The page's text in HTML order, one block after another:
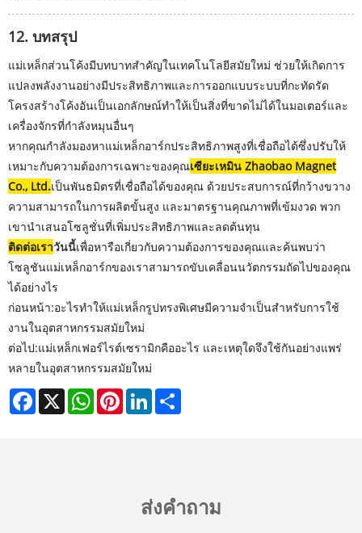
12. บทสรุป
แม่เหล็กส่วนโค้งมีบทบาทสำคัญในเทคโนโลยีสมัยใหม่ ช่วยให้เกิดการ
แปลงพลังงานอย่างมีประสิทธิภาพและการออกแบบระบบที่กะทัดรัด
โครงสร้างโค้งอันเป็นเอกลักษณ์ทำให้เป็นสิ่งที่ขาดไม่ได้ในมอเตอร์และ
เครื่องจักรที่กำลังหมุนอื่นๆ
หากคุณกำลังมองหาแม่เหล็กอาร์กประสิทธิภาพสูงที่เชื่อถือได้ซึ่งปรับให้
เหมาะกับความต้องการเฉพาะของคุณเซียะเหมิน Zhaobao Magnet
Co., Ltd.เป็นพันธมิตรที่เชื่อถือได้ของคุณ ด้วยประสบการณ์ที่กว้างขวาง
ความสามารถในการผลิตขั้นสูง และมาตรฐานคุณภาพที่เข้มงวด พวก
เขานำเสนอโซลูชั่นที่เพิ่มประสิทธิภาพและลดต้นทุน
ติดต่อเราวันนี้เพื่อหารือเกี่ยวกับความต้องการของคุณและค้นพบว่า
โซลูชันแม่เหล็กอาร์กของเราสามารถขับเคลื่อนนวัตกรรมถัดไปของคุณ
ได้อย่างไร
ก่อนหน้า:อะไรทำให้แม่เหล็กรูปทรงพิเศษมีความจำเป็นสำหรับการใช้
งานในอุตสาหกรรมสมัยใหม่
ต่อไป:แม่เหล็กเฟอร์ไรต์เซรามิกคืออะไร และเหตุใดจึงใช้กันอย่างแพร่
หลายในอุตสาหกรรมสมัยใหม่
Facebook
X WhatsAppPinterestLinkedIn
ส่งคำถาม